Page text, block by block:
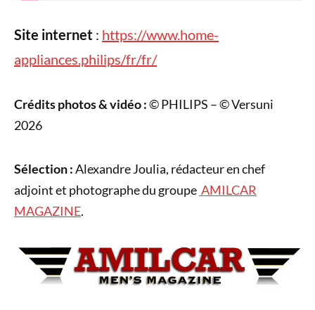
Site internet : https://www.home-
appliances.philips/fr/fr/
Crédits photos & vidéo :© PHILIPS – © Versuni
2026
Sélection :Alexandre Joulia, rédacteur en chef
adjoint et photographe du groupe AMILCAR
MAGAZINE.